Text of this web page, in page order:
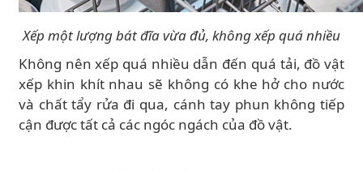
Xếp một lượng bát đĩa vừa đủ, không xếp quá nhiều
Không nên xếp quá nhiều dẫn đến quá tải, đồ vật
xếp khin khít nhau sẽ không có khe hở cho nước
và chất tẩy rửa đi qua, cánh tay phun không tiếp
cận được tất cả các ngóc ngách của đồ vật.